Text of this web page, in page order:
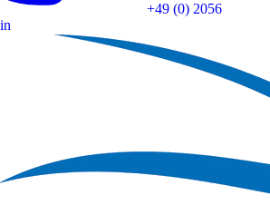
+49 (0) 2056